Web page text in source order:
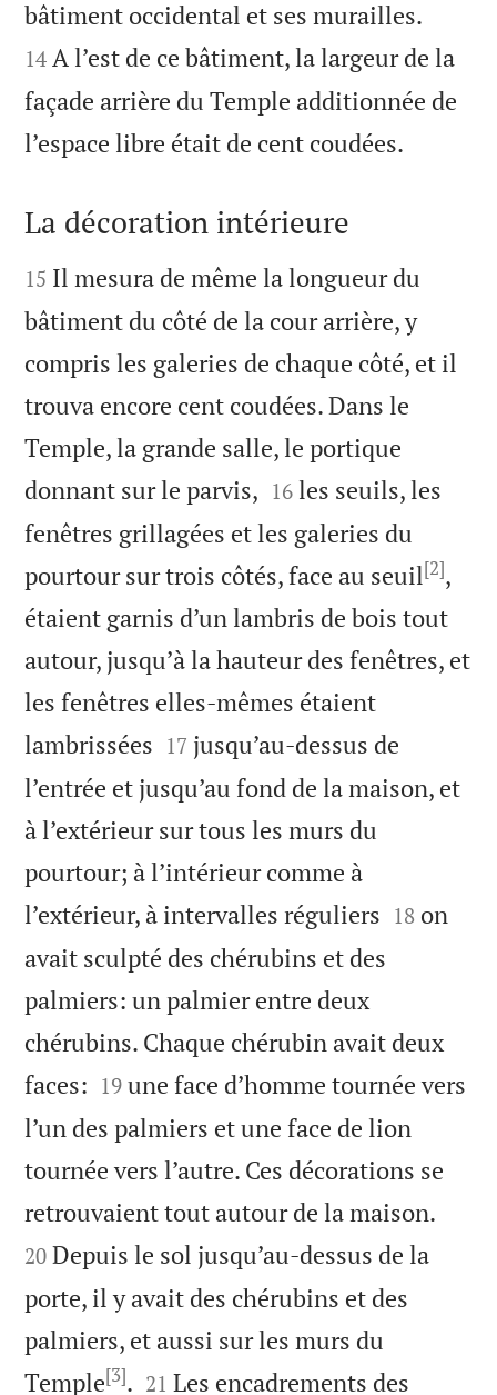
bâtiment occidental et ses murailles.
14 A l’est de ce bâtiment, la largeur de la
façade arrière du Temple additionnée de
l’espace libre était de cent coudées.

La décoration intérieure

15 Il mesura de même la longueur du
bâtiment du côté de la cour arrière, y
compris les galeries de chaque côté, et il
trouva encore cent coudées. Dans le
Temple, la grande salle, le portique
donnant sur le parvis, 

16 les seuils, les
fenêtres grillagées et les galeries du
pourtour sur trois côtés, face au seuil[2],
étaient garnis d’un lambris de bois tout
autour, jusqu’à la hauteur des fenêtres, et
les fenêtres elles-mêmes étaient
lambrissées 

17 jusqu’au-dessus de
l’entrée et jusqu’au fond de la maison, et
à l’extérieur sur tous les murs du
pourtour; à l’intérieur comme à
l’extérieur, à intervalles réguliers 

18 on
avait sculpté des chérubins et des
palmiers: un palmier entre deux
chérubins. Chaque chérubin avait deux
faces: 

19 une face d’homme tournée vers
l’un des palmiers et une face de lion
tournée vers l’autre. Ces décorations se
retrouvaient tout autour de la maison.
20 Depuis le sol jusqu’au-dessus de la
porte, il y avait des chérubins et des
palmiers, et aussi sur les murs du
Temple[3]. 

21 Les encadrements des